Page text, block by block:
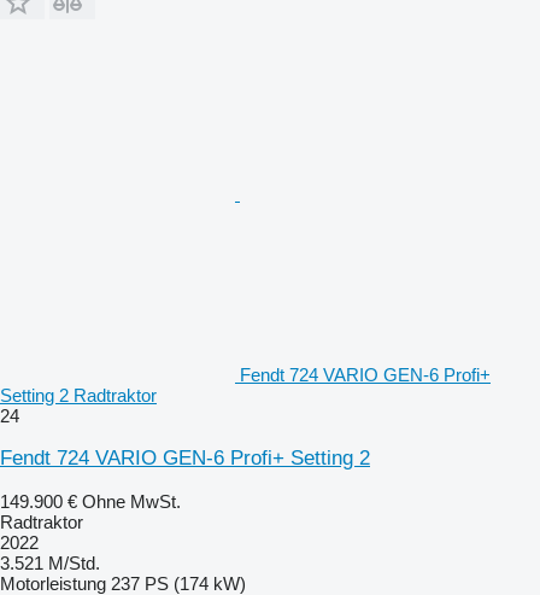
Fendt 724 VARIO GEN-6 Profi+
Setting 2 Radtraktor
24
Fendt 724 VARIO GEN-6 Profi+ Setting 2
149.900 € Ohne MwSt.
Radtraktor
2022
3.521 M/Std.
Motorleistung 237 PS (174 kW)